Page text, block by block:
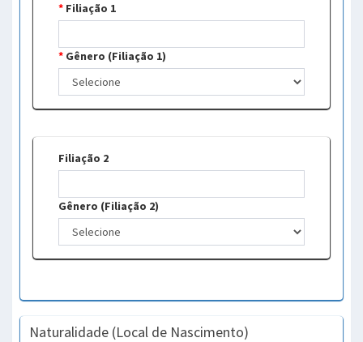
* Filiação 1
* Gênero (Filiação 1)
Filiação 2
Gênero (Filiação 2)
Naturalidade (Local de Nascimento)